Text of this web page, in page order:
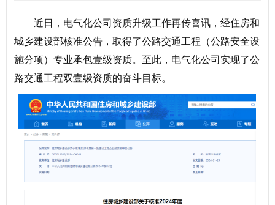
近日，电气化公司资质升级工作再传喜讯，经住房和
城乡建设部核准公告，取得了公路交通工程（公路安全设
施分项）专业承包壹级资质。至此，电气化公司实现了公
路交通工程双壹级资质的奋斗目标。